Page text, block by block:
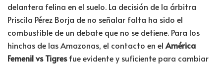
delantera felina en el suelo. La decisión de la árbitra
Priscila Pérez Borja de no señalar falta ha sido el
combustible de un debate que no se detiene. Para los
hinchas de las Amazonas, el contacto en el América
Femenil vs Tigresfue evidente y suficiente para cambiar